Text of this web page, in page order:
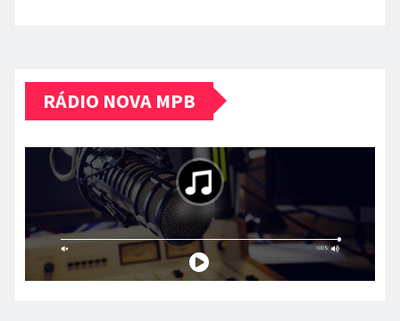
RÁDIO NOVA MPB